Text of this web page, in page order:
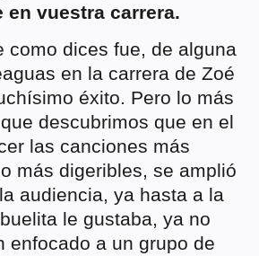
en vuestra carrera.
como dices fue, de alguna
en la carrera de Zoé
éxito. Pero lo más
descubrimos que en el
las canciones más
más digeribles, se amplió
audiencia, ya hasta a la
le gustaba, ya no
enfocado a un grupo de